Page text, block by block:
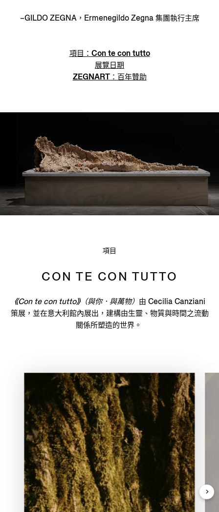
–GILDO ZEGNA，Ermenegildo Zegna 集團執行主席
項目：Con te con tutto
展覽日期
ZEGNART：百年贊助
項目
CON TE CON TUTTO
《Con te con tutto》（與你．與萬物） 由 Cecilia Canziani
策展，並在意大利館內展出，建構由生靈、物質與時間之流動
關係所塑造的世界。